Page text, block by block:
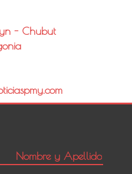
- Chubut